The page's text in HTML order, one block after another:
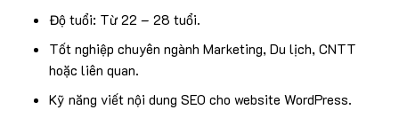
Độ tuổi: Từ 22 – 28 tuổi.
Tốt nghiệp chuyên ngành Marketing, Du lịch, CNTT
hoặc liên quan.
Kỹ năng viết nội dung SEO cho website WordPress.